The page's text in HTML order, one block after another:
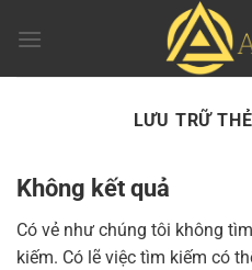
đến
LƯU TRỮ
Không kết quả
Có vẻ như chúng tôi không
kiếm. Có lẽ việc tìm kiếm có